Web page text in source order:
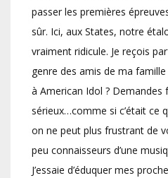
passer les premières
sûr. Ici, aux States, notre
vraiment ridicule. Je reçois
genre des amis de ma
à American Idol ? Demandes
sérieux…comme si c’était ce
on ne peut plus frustrant de
peu connaisseurs d’une
J’essaie d’éduquer mes